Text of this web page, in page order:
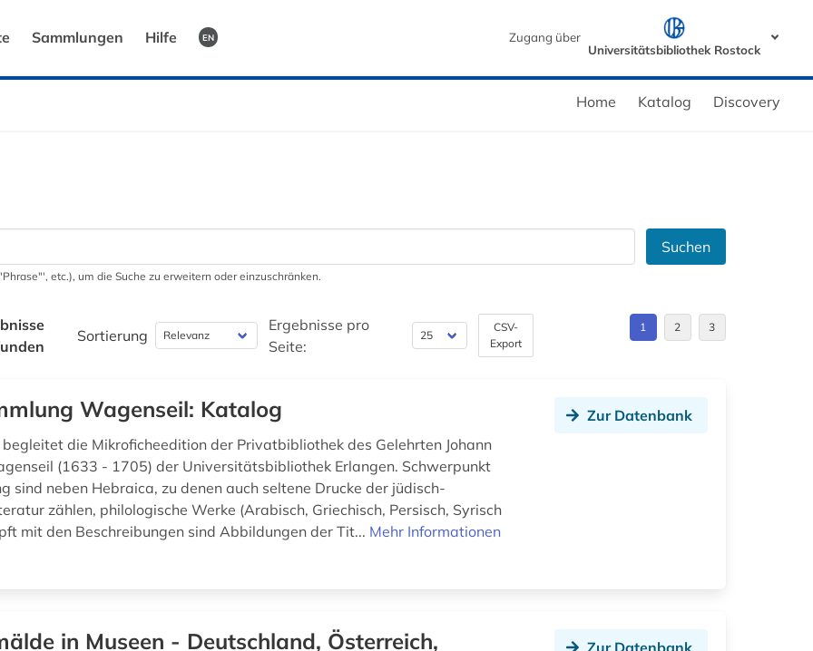
Sammlungen Hilfe EN
Zugang über
Universitätsbibliothek Rostock
Home Katalog Discovery
Suchen
etc.), um die Suche zu erweitern oder einzuschränken.
Sortierung
Ergebnisse pro
Seite:
CSV-
Export
1 2 3
Wagenseil: Katalog
begleitet die Mikroficheedition der Privatbibliothek des Gelehrten Johann
(1633 - 1705) der Universitätsbibliothek Erlangen. Schwerpunkt
sind neben Hebraica, zu denen auch seltene Drucke der jüdisch-
zählen, philologische Werke (Arabisch, Griechisch, Persisch, Syrisch
mit den Beschreibungen sind Abbildungen der Tit... Mehr Informationen
Zur Datenbank
in Museen - Deutschland, Österreich,